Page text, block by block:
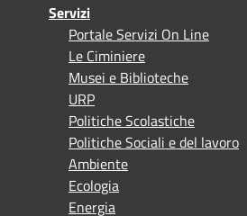
Servizi
Portale Servizi On Line
Le Ciminiere
Musei e Biblioteche
URP
Politiche Scolastiche
Politiche Sociali e del lavoro
Ambiente
Ecologia
Energia